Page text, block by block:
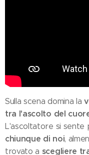
Sulla scena domina la
tra l'ascolto del
L'ascoltatore si sente
chiunque di noi,
trovato a scegliere